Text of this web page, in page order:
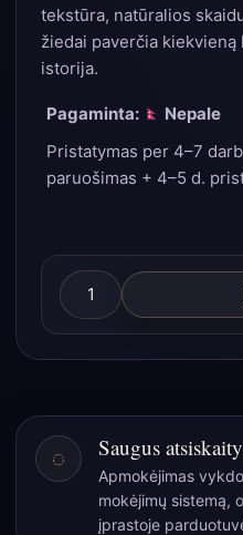
tekstūra, natūralios
žiedai paverčia kiekvieną
istorija.
Pagaminta:
Nepale
Pristatymas per 4–7
paruošimas + 4–5 d.
produkto
kiekis:
Rankų
A4
su
rugiagėlių
◌ Saugus
Apmokėjimas
mokėjimų sistemą,
įprastoje